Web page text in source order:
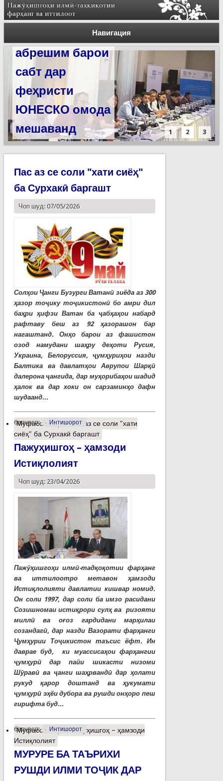
Навигация
Силсилаи
ёдгориҳои роҳи
абрешим барои
сабт дар
феҳристи
ЮНЕСКО омода
мешаванд
1 2 3
Пас аз се соли "хати сиёҳ"
ба Сурхакӣ баргашт
Чоп шуд: 07/05/2026
Солҳои Ҷанги Бузурги Ватанӣ зиёда аз 300
ҳазор тоҷику тоҷикистонӣ бо амри дил
баҳри ҳифзи Ватан ба ҷабҳаҳои набард
рафтаву беш аз 92 ҳазорашон бар
нагаштанд. Онҳо барои аз фашистон
озод намудани шаҳру деҳоти Русия,
Украина, Белоруссия, ҷумҳуриҳои назди
Балтика ва давлатҳои Аврупои Шарқӣ
далерона ҷангида, дар муҳорибаҳои шадид
ҳалок ва дар хоки он сарзаминҳо дафн
шудаанд...
барчасп: Интишорот
Муфассалтаро Пас аз се соли "хати
сиёҳ" ба Сурхакӣ баргашт
Пажуҳишгоҳ – ҳамзоди
Истиқлолият
Чоп шуд: 23/04/2026
Пажӯҳишгоҳи илмӣ-тадқоқотии фарҳанг
ва иттилоотро метавон ҳамзоди
Истиқлолияти давлатии кишвар номид.
Он соли 1997, дар соли ба имзо расидани
Созишномаи истиқрори сулҳ ва ризояти
миллӣ ва оғоз гардидани марҳилаи
созандагӣ, дар назди Вазорати фарҳанги
Ҷумҳурии Тоҷикистон таъсис ёфт. Ин
даврае буд, ки муассисаҳои фарҳангии
ҷумҳурӣ дар пайи шикасти низоми
Шӯравӣ ва ҷанги шаҳрвандӣ дар ҳолати
рукуд қарор доштанд ва ҳукумати
ҷумҳурӣ эҳёи дубора ва рушди онҳоро пеш
гирифта буд...
барчасп: Интишорот
Муфассалтаро Пажуҳишгоҳ – ҳамзоди
Истиқлолият
МУРУРЕ БА ТАЪРИХИ
РУШДИ ИЛМИ ТОҶИК ДАР